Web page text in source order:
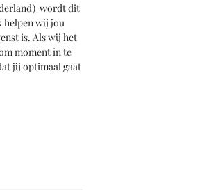
wordt dit
helpen wij jou
is. Als wij het
moment in te
jij optimaal gaat